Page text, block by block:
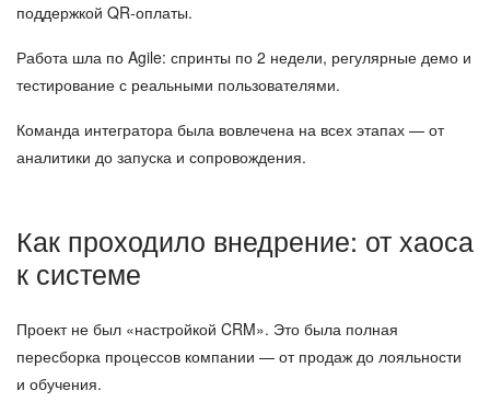
поддержкой QR-оплаты.
Работа шла по Agile: спринты по 2 недели, регулярные демо и
тестирование с реальными пользователями.
Команда интегратора была вовлечена на всех этапах — от
аналитики до запуска и сопровождения.
Как проходило внедрение: от хаоса
к системе
Проект не был «настройкой CRM». Это была полная
пересборка процессов компании — от продаж до лояльности
и обучения.